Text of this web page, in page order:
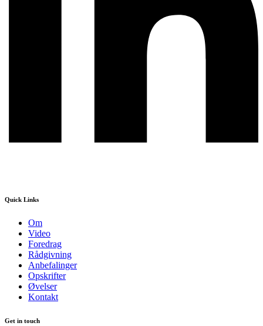
Quick Links
Om
Video
Foredrag
Rådgivning
Anbefalinger
Opskrifter
Øvelser
Kontakt
Get in touch